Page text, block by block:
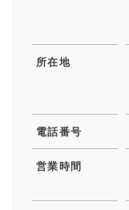
所在地
電話番号
営業時間